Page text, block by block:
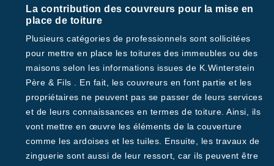
La contribution des couvreurs pour la mise en
place de toiture
Plusieurs catégories de professionnels sont sollicitées
pour mettre en place les toitures des immeubles ou des
maisons selon les informations issues de K.Winterstein
Père & Fils . En fait, les couvreurs en font partie et les
propriétaires ne peuvent pas se passer de leurs services
et de leurs connaissances en termes de toiture. Ainsi, ils
vont mettre en œuvre les éléments de la couverture
comme les ardoises et les tuiles. Ensuite, les travaux de
zinguerie sont aussi de leur ressort, car ils peuvent être